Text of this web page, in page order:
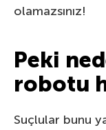
olamazsınız!
Peki
robotu
Suçlular bunu